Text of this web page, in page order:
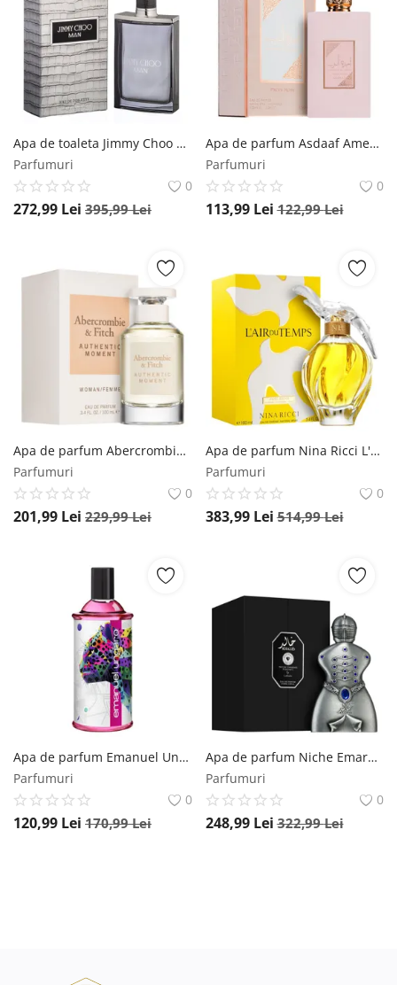
Apa de toaleta Jimmy Choo Man, 100 ml, pentru barbati Jimmy Choo
Parfumuri
0
272,99 Lei 395,99Lei
Apa de parfum Asdaaf Ameerat al Arab Prive Rose, 100 ml, pentru femei Asdaaf
Parfumuri
0
113,99 Lei 122,99Lei
Apa de parfum Abercrombie & Fitch Authentic Moment Women, 100 ml, pentru femei Abercrombie & Fitch
Parfumuri
0
201,99 Lei 229,99Lei
Apa de parfum Nina Ricci L'Air du Temps, 100 ml, pentru femei Nina Ricci
Parfumuri
0
383,99 Lei 514,99Lei
Apa de parfum Emanuel Ungaro Intense, 100 ml, pentru femei Emanuel Ungaro
Parfumuri
0
120,99 Lei 170,99Lei
Apa de parfum Niche Emarati Khalid, 80 ml, unisex Niche Emarati
Parfumuri
0
248,99 Lei 322,99Lei